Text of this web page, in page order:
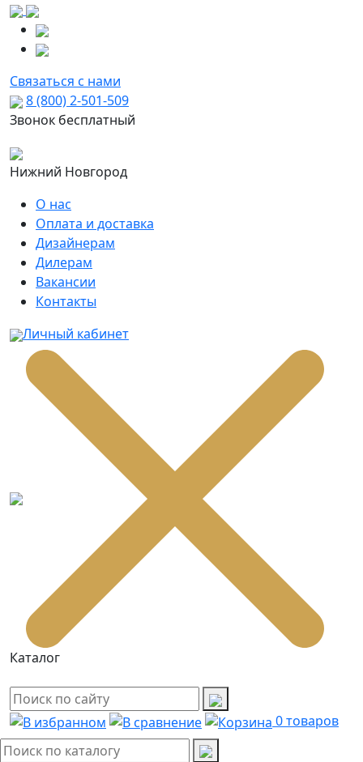
Связаться с нами
8 (800) 2-501-509
Звонок бесплатный
Нижний Новгород
О нас
Оплата и доставка
Дизайнерам
Дилерам
Вакансии
Контакты
Личный кабинет
Каталог
0товаров